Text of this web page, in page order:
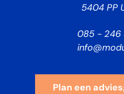
5404 PP
085 - 246
Plan een